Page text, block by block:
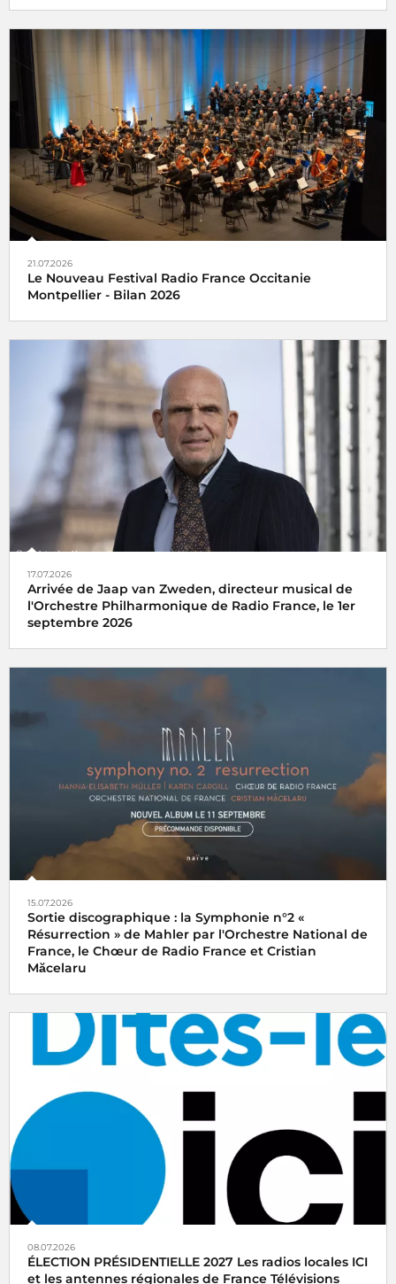
21.07.2026
Le Nouveau Festival Radio France Occitanie
Montpellier - Bilan 2026
17.07.2026
Arrivée de Jaap van Zweden, directeur musical de
l'Orchestre Philharmonique de Radio France, le 1er
septembre 2026
15.07.2026
Sortie discographique : la Symphonie n°2 «
Résurrection » de Mahler par l'Orchestre National de
France, le Chœur de Radio France et Cristian
Măcelaru
08.07.2026
ÉLECTION PRÉSIDENTIELLE 2027 Les radios locales ICI
et les antennes régionales de France Télévisions